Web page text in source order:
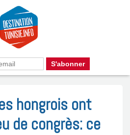
hongrois ont
de congrès: ce